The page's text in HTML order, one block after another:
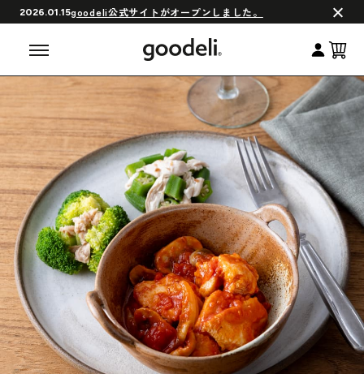
2026.01.15goodeli公式サイトがオープンしました。
会員制度について